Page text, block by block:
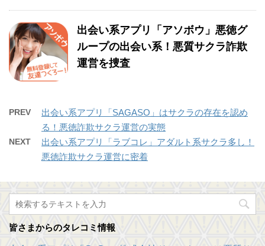
出会い系アプリ「アソボウ」悪徳グ
ループの出会い系！悪質サクラ詐欺
運営を捜査
PREV
出会い系アプリ「SAGASO」はサクラの存在を認め
る！悪徳詐欺サクラ運営の実態
NEXT
出会い系アプリ「ラブコレ」アダルト系サクラ多し！
悪徳詐欺サクラ運営に密着
皆さまからのタレコミ情報